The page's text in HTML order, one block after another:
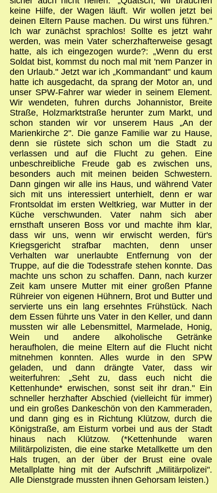
keine Hilfe, der Wagen läuft. Wir wollen jetzt bei
deinen Eltern Pause machen. Du wirst uns führen."
Ich war zunächst sprachlos! Sollte es jetzt wahr
werden, was mein Vater scherzhafterweise gesagt
hatte, als ich eingezogen wurde?: „Wenn du erst
Soldat bist, kommst du noch mal mit 'nem Panzer in
den Urlaub." Jetzt war ich „Kommandant" und kaum
hatte ich ausgedacht, da sprang der Motor an, und
unser SPW-Fahrer war wieder in seinem Element.
Wir wendeten, fuhren durchs Johannistor, Breite
Straße, Holzmarktstraße herunter zum Markt, und
schon standen wir vor unserem Haus „An der
Marienkirche 2". Die ganze Familie war zu Hause,
denn sie rüstete sich schon um die Stadt zu
verlassen und auf die Flucht zu gehen. Eine
unbeschreibliche Freude gab es zwischen uns,
besonders auch mit meinen beiden Schwestern.
Dann gingen wir alle ins Haus, und während Vater
sich mit uns interessiert unterhielt, denn er war
Frontsoldat im ersten Weltkrieg, war Mutter in der
Küche verschwunden. Vater nahm sich aber
ernsthaft unseren Boss vor und machte ihm klar,
dass wir uns, wenn wir erwischt werden, für's
Kriegsgericht strafbar machten, denn unser
Verhalten war unerlaubte Entfernung von der
Truppe, auf die die Todesstrafe stehen konnte. Das
machte uns schon zu schaffen. Dann, nach kurzer
Zeit kam unsere Mutter mit einer großen Pfanne
Rühreier von eigenen Hühnern, Brot und Butter und
servierte uns ein lang ersehntes Frühstück. Nach
dem Essen führte uns Vater in den Keller, und dann
mussten wir alle Lebensmittel, Marmelade, Honig,
Wein und andere alkoholische Getränke
heraufholen, die meine Eltern auf die Flucht nicht
mitnehmen konnten. Alles wurde in den SPW
geladen, und dann drängte Vater, dass wir
weiterfuhren: „Seht zu, dass euch nicht die
Kettenhunde* erwischen, sonst seit ihr dran." Ein
schneller herzhafter Abschied (vielleicht für immer)
und ein großes Dankeschön von den Kammeraden,
und dann ging es in Richtung Klützow, durch die
Königstraße, am Eisturm vorbei und aus der Stadt
hinaus nach Klützow. (*Kettenhunde waren
Militärpolizisten, die eine starke Metallkette um den
Hals trugen, an der über der Brust eine ovale
Metallplatte hing mit der Aufschrift „Militärpolizei".
Alle Dienstgrade mussten ihnen Gehorsam leisten.)